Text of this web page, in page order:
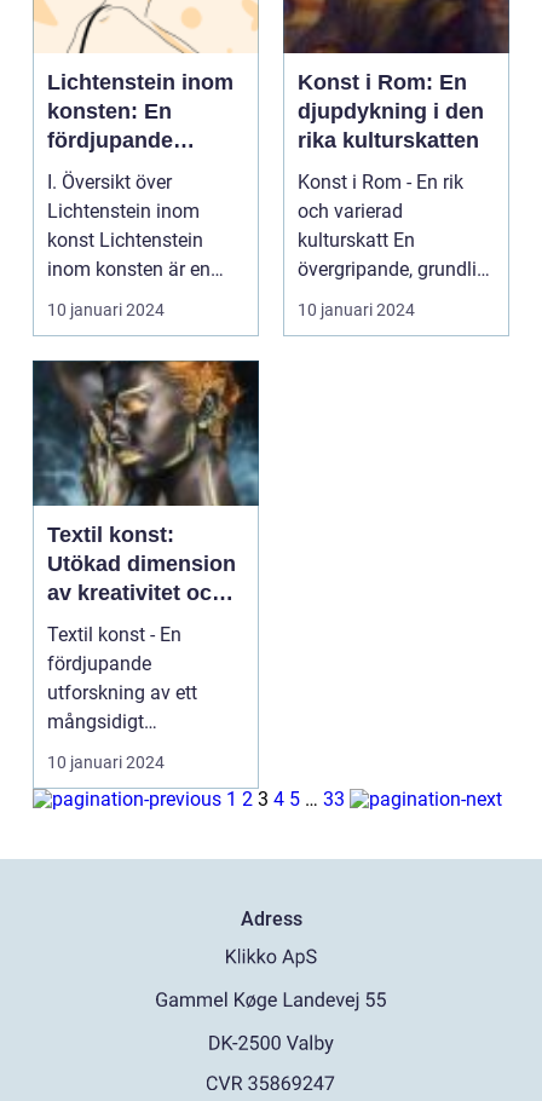
Lichtenstein inom
konsten: En
fördjupande
undersökning
I. Översikt över
Lichtenstein inom
konst Lichtenstein
inom konsten är en
stilistisk riktning som
fr...
10 januari 2024
Konst i Rom: En
djupdykning i den
rika kulturskatten
Konst i Rom - En rik
och varierad
kulturskatt En
övergripande, grundlig
översikt över "konst i
rom"...
10 januari 2024
Textil konst:
Utökad dimension
av kreativitet och
uttryck
Textil konst - En
fördjupande
utforskning av ett
mångsidigt
konstnärligt medium
10 januari 2024
1 2 3 4 5 … 33
Adress